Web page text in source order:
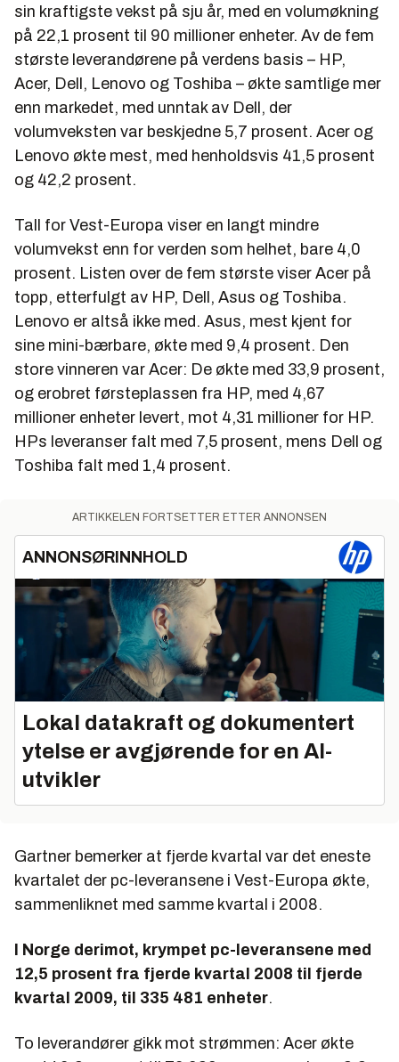
sin kraftigste vekst på sju år, med en volumøkning
på 22,1 prosent til 90 millioner enheter. Av de fem
største leverandørene på verdens basis – HP,
Acer, Dell, Lenovo og Toshiba – økte samtlige mer
enn markedet, med unntak av Dell, der
volumveksten var beskjedne 5,7 prosent. Acer og
Lenovo økte mest, med henholdsvis 41,5 prosent
og 42,2 prosent.
Tall for Vest-Europa viser en langt mindre
volumvekst enn for verden som helhet, bare 4,0
prosent. Listen over de fem største viser Acer på
topp, etterfulgt av HP, Dell, Asus og Toshiba.
Lenovo er altså ikke med. Asus, mest kjent for
sine mini-bærbare, økte med 9,4 prosent. Den
store vinneren var Acer: De økte med 33,9 prosent,
og erobret førsteplassen fra HP, med 4,67
millioner enheter levert, mot 4,31 millioner for HP.
HPs leveranser falt med 7,5 prosent, mens Dell og
Toshiba falt med 1,4 prosent.
ARTIKKELEN FORTSETTER ETTER ANNONSEN
ANNONSØRINNHOLD
Lokal datakraft og dokumentert
ytelse er avgjørende for en AI-
utvikler
Gartner bemerker at fjerde kvartal var det eneste
kvartalet der pc-leveransene i Vest-Europa økte,
sammenliknet med samme kvartal i 2008.
I Norge derimot, krympet pc-leveransene med
12,5 prosent fra fjerde kvartal 2008 til fjerde
kvartal 2009, til 335 481 enheter.
To leverandører gikk mot strømmen: Acer økte